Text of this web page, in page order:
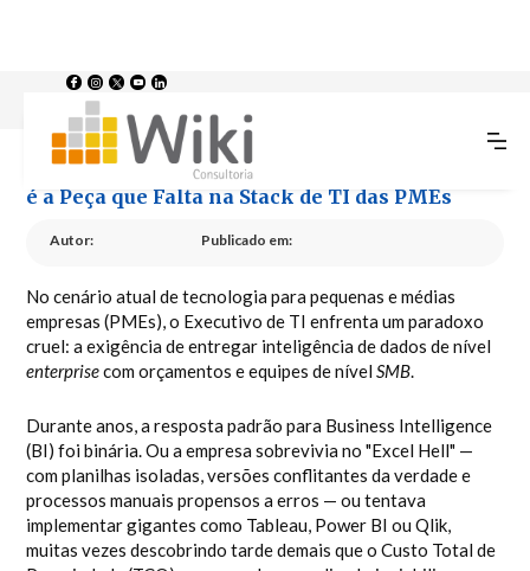
Blog
Stack de TI das PMEs
O Fim do "Excel Hell": Por que o Zoho Analytics
é a Peça que Falta na Stack de TI das PMEs
Autor: Publicado em:
No cenário atual de tecnologia para pequenas e médias
empresas (PMEs), o Executivo de TI enfrenta um paradoxo
cruel: a exigência de entregar inteligência de dados de nível
enterprisecom orçamentos e equipes de nívelSMB.
Durante anos, a resposta padrão para Business Intelligence
(BI) foi binária. Ou a empresa sobrevivia no "Excel Hell" —
com planilhas isoladas, versões conflitantes da verdade e
processos manuais propensos a erros — ou tentava
implementar gigantes como Tableau, Power BI ou Qlik,
muitas vezes descobrindo tarde demais que o Custo Total de